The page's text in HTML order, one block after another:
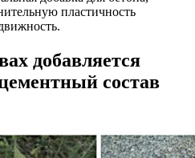
пластичность
добавляется
состав